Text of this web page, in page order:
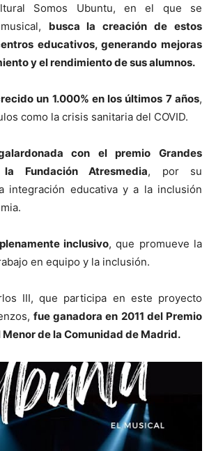
Somos Ubuntu, en el que se
busca la creación de estos
educativos, generando mejoras
y el rendimiento de sus alumnos.
un 1.000% en los últimos 7 años,
como la crisis sanitaria del COVID.
con el premio Grandes
Fundación Atresmedia, por su
integración educativa y a la inclusión
inclusivo, que promueve la
en equipo y la inclusión.
III, que participa en este proyecto
fue ganadora en 2011 del Premio
de la Comunidad de Madrid.